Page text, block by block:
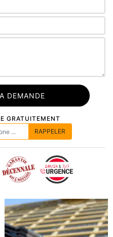
GRATUITEMENT